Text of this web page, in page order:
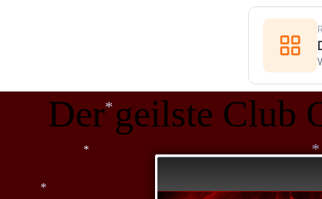
Der geilste Club